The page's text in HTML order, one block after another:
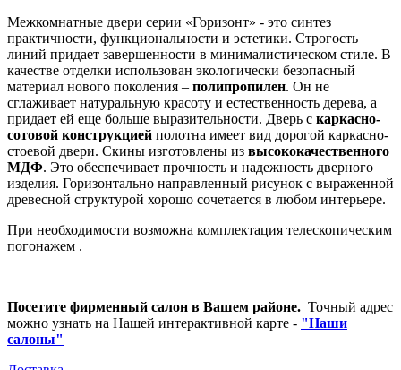
Межкомнатные двери серии «Горизонт» - это синтез
практичности, функциональности и эстетики. Строгость
линий придает завершенности в минималистическом стиле. В
качестве отделки использован экологически безопасный
материал нового поколения – полипропилен. Он не
сглаживает натуральную красоту и естественность дерева, а
придает ей еще больше выразительности. Дверь с каркасно-
сотовой конструкцией полотна имеет вид дорогой каркасно-
стоевой двери. Скины изготовлены из высококачественного
МДФ. Это обеспечивает прочность и надежность дверного
изделия. Горизонтально направленный рисунок с выраженной
древесной структурой хорошо сочетается в любом интерьере.
При необходимости возможна комплектация телескопическим
погонажем .
Посетите фирменный салон в Вашем районе. Точный адрес
можно узнать на Нашей интерактивной карте - "Наши
салоны"